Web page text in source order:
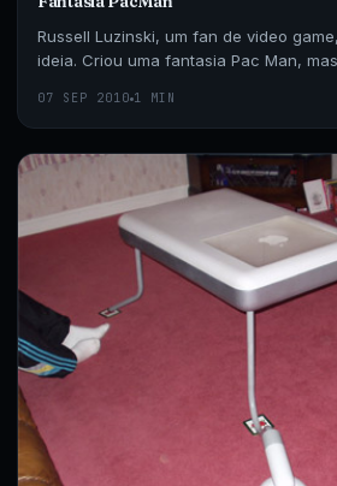
Russell Luzinski, um fan de video
ideia. Criou uma fantasia Pac Man,
07 SEP 2010 1 MIN